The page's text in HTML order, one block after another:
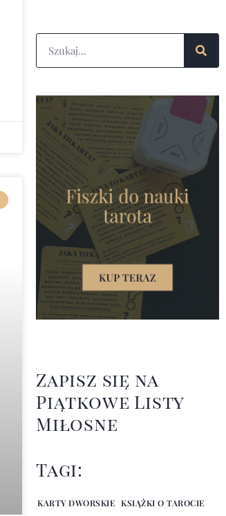
Zapisz się na
Piątkowe Listy
Miłosne
Tagi:
KARTY DWORSKIE KSIĄŻKI O TAROCIE